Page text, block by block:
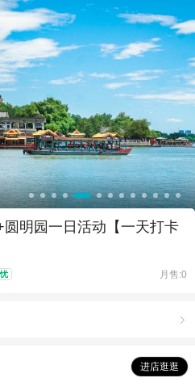
明园一日活动【一天打卡
月售:0

进店逛逛